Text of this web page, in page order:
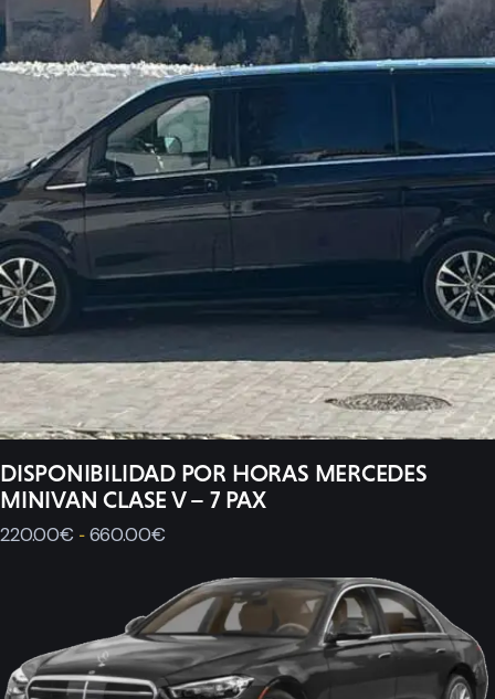
Galeria
Videos
Contacto
DISPONIBILIDAD POR HORAS MERCEDES
MINIVAN CLASE V – 7 PAX
220.00€ - 660.00€